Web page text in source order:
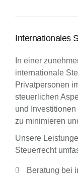
Internationales
In einer
internationale
Privatpersonen
steuerlichen
und
zu minimieren
Unsere
Steuerrecht
Beratung bei